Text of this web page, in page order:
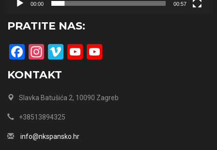
00:00 00:57
PRATITE NAS:
Facebook
Instagram
VimeoYouTube
KONTAKT
Slavka Batušića 2, 10090 Zagreb
+38513894325
info@nkspansko.hr